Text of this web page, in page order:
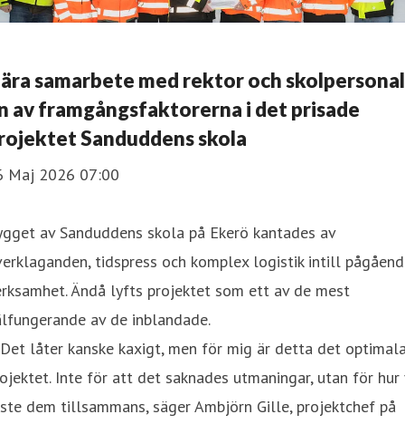
samarbete med rektor och skolpersonal
av framgångsfaktorerna i det prisade
Sanduddens skola
Maj 2026 07:00
av Sanduddens skola på Ekerö kantades av
tidspress och komplex logistik intill
Ändå lyfts projektet som ett av de mest
av de inblandade.
låter kanske kaxigt, men för mig är detta det
Inte för att det saknades utmaningar, utan för hur
dem tillsammans, säger Ambjörn Gille, projektchef på